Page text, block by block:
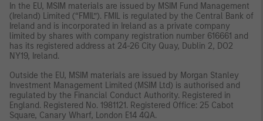
In the EU, MSIM materials are issued by MSIM Fund Management
(Ireland) Limited (“FMIL”). FMIL is regulated by the Central Bank of
Ireland and is incorporated in Ireland as a private company
limited by shares with company registration number 616661 and
has its registered address at 24-26 City Quay, Dublin 2, DO2
NY19, Ireland.
Outside the EU, MSIM materials are issued by Morgan Stanley
Investment Management Limited (MSIM Ltd) is authorised and
regulated by the Financial Conduct Authority. Registered in
England. Registered No. 1981121. Registered Ofﬁce: 25 Cabot
Square, Canary Wharf, London E14 4QA.